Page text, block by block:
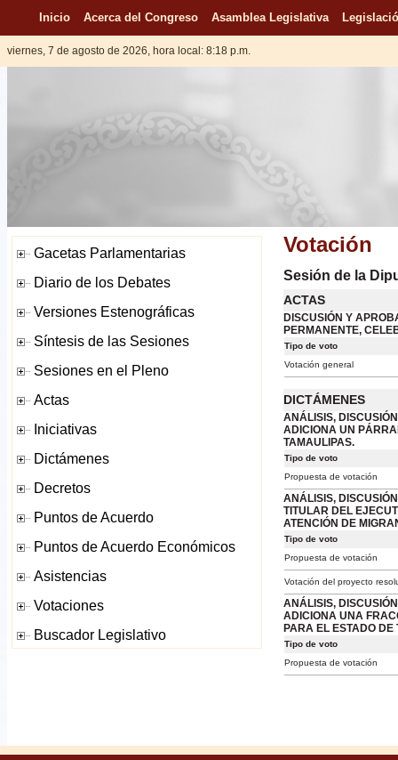
Inicio Acerca del Congreso Asamblea Legislativa
viernes, 7 de agosto de 2026, hora local: 8:18 p.m.
Votación
Sesión de la
ACTAS
DISCUSIÓN Y
PERMANENTE,
Tipo de voto
Votación general
DICTÁMENES
ANÁLISIS,
ADICIONA UN
TAMAULIPAS.
Tipo de voto
Propuesta de votación
ANÁLISIS,
TITULAR DEL
ATENCIÓN DE
Tipo de voto
Propuesta de votación
Votación del proyecto
ANÁLISIS,
ADICIONA UNA
PARA EL ESTADO
Tipo de voto
Propuesta de votación